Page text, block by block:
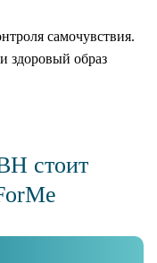
самочувствия.
здоровый образ
стоит